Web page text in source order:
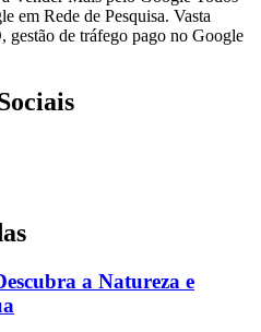
em Rede de Pesquisa. Vasta
gestão de tráfego pago no Google
a Natureza e